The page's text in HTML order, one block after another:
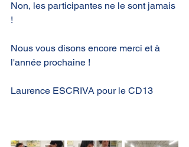
Non, les participantes ne le sont jamais
!
Nous vous disons encore merci et à
l'année prochaine !
Laurence ESCRIVA pour le CD13